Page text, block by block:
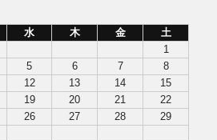
水 木 金
土
1
5 6 7
8
12 13 14
15
19 20 21
22
26 27 28
29